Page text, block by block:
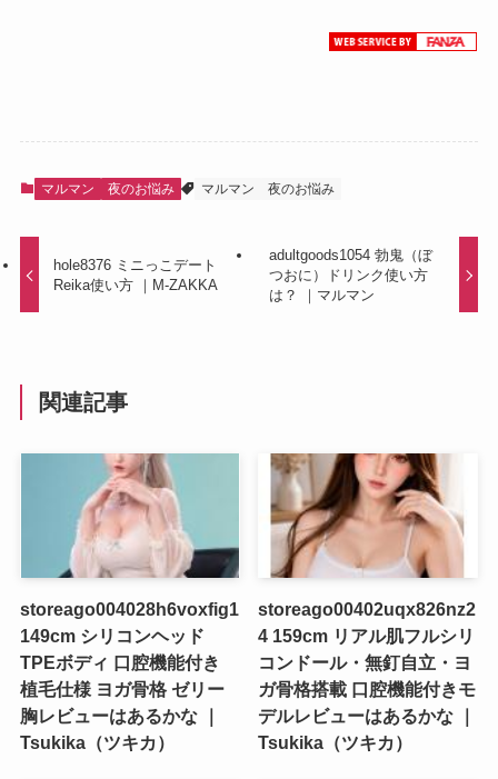
マルマン 夜のお悩み マルマン 夜のお悩み
hole8376 ミニっこデート
Reika使い方 ｜M-ZAKKA
adultgoods1054 勃鬼（ぼ
つおに）ドリンク使い方
は？ ｜マルマン
関連記事
storeago004028h6voxfig1
149cm シリコンヘッド
TPEボディ 口腔機能付き
植毛仕様 ヨガ骨格 ゼリー
胸レビューはあるかな ｜
Tsukika（ツキカ）
storeago00402uqx826nz2
4 159cm リアル肌フルシリ
コンドール・無釘自立・ヨ
ガ骨格搭載 口腔機能付きモ
デルレビューはあるかな ｜
Tsukika（ツキカ）